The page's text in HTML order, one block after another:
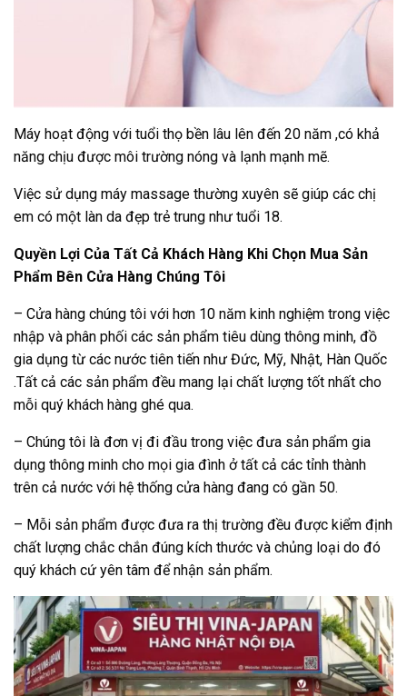
Máy hoạt động với tuổi thọ bền lâu lên đến 20 năm ,có khả
năng chịu được môi trường nóng và lạnh mạnh mẽ.
Việc sử dụng máy massage thường xuyên sẽ giúp các chị
em có một làn da đẹp trẻ trung như tuổi 18.
Quyền Lợi Của Tất Cả Khách Hàng Khi Chọn Mua Sản
Phẩm Bên Cửa Hàng Chúng Tôi
– Cửa hàng chúng tôi với hơn 10 năm kinh nghiệm trong việc
nhập và phân phối các sản phẩm tiêu dùng thông minh, đồ
gia dụng từ các nước tiên tiến như Đức, Mỹ, Nhật, Hàn Quốc
.Tất cả các sản phẩm đều mang lại chất lượng tốt nhất cho
mỗi quý khách hàng ghé qua.
– Chúng tôi là đơn vị đi đầu trong việc đưa sản phẩm gia
dụng thông minh cho mọi gia đình ở tất cả các tỉnh thành
trên cả nước với hệ thống cửa hàng đang có gần 50.
– Mỗi sản phẩm được đưa ra thị trường đều được kiểm định
chất lượng chắc chắn đúng kích thước và chủng loại do đó
quý khách cứ yên tâm để nhận sản phẩm.